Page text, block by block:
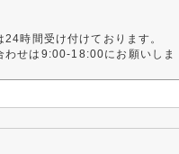
24時間受け付けております。
わせは9:00-18:00にお願いしま